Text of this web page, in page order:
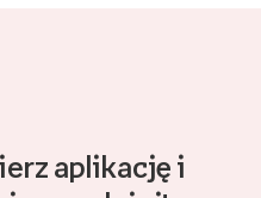
aplikację i